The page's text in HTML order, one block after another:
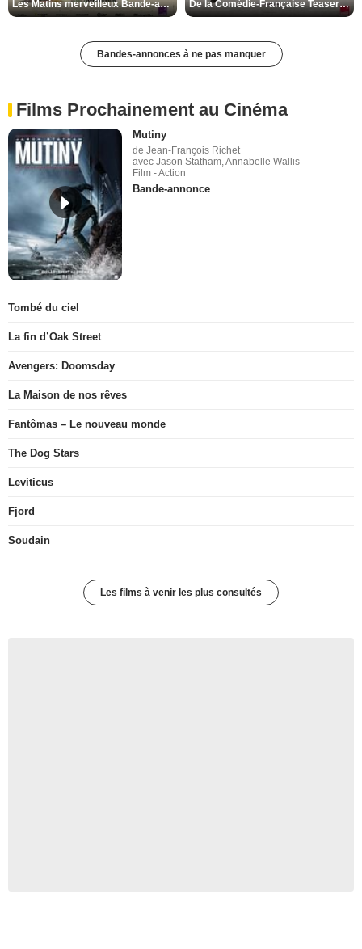
Les Matins merveilleux Bande-annonce VF De la Comédie-Française Teaser VF
Bandes-annonces à ne pas manquer
Films Prochainement au Cinéma
Mutiny
de Jean-François Richet
avec Jason Statham, Annabelle Wallis
Film - Action
Bande-annonce
Tombé du ciel
La fin d’Oak Street
Avengers: Doomsday
La Maison de nos rêves
Fantômas – Le nouveau monde
The Dog Stars
Leviticus
Fjord
Soudain
Les films à venir les plus consultés